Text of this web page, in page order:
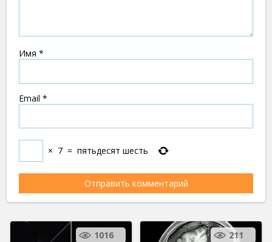
Имя *
Email *
× 7 = пятьдесят шесть
1016 211